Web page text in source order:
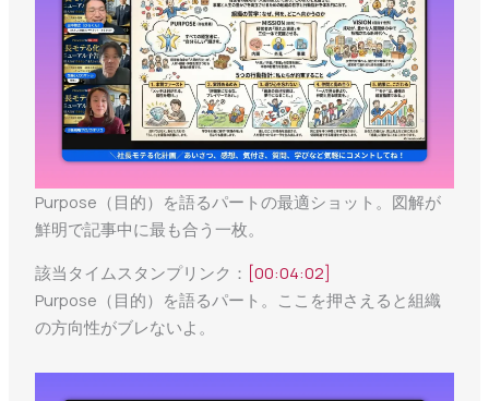
Purpose（目的）を語るパートの最適ショット。図解が
鮮明で記事中に最も合う一枚。
該当タイムスタンプリンク： [00:04:02]
Purpose（目的）を語るパート。ここを押さえると組織
の方向性がブレないよ。